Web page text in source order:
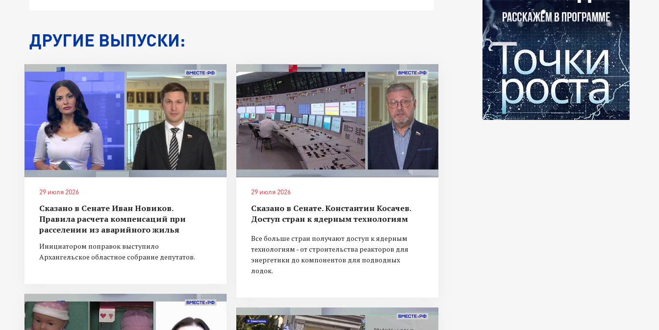
ДРУГИЕ ВЫПУСКИ:
29 июля 2026
Сказано в Сенате Иван Новиков.
Правила расчета компенсаций при
расселении из аварийного жилья
Инициатором поправок выступило
Архангельское областное собрание депутатов.
29 июля 2026
Сказано в Сенате. Константин Косачев.
Доступ стран к ядерным технологиям
Все больше стран получают доступ к ядерным
технологиям - от строительства реакторов для
энергетики до компонентов для подводных
лодок.